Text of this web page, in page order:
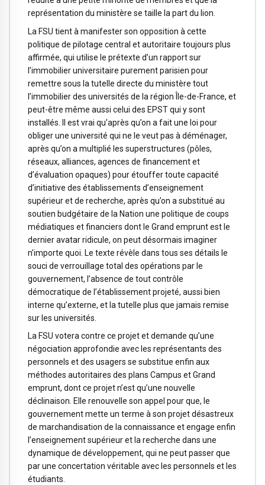
représentation du ministère se taille la part du lion.
La FSU tient à manifester son opposition à cette
politique de pilotage central et autoritaire toujours plus
affirmée, qui utilise le prétexte d’un rapport sur
l’immobilier universitaire purement parisien pour
remettre sous la tutelle directe du ministère tout
l’immobilier des universités de la région Île-de-France, et
peut-être même aussi celui des EPST qui y sont
installés. Il est vrai qu’après qu’on a fait une loi pour
obliger une université qui ne le veut pas à déménager,
après qu’on a multiplié les superstructures (pôles,
réseaux, alliances, agences de financement et
d’évaluation opaques) pour étouffer toute capacité
d’initiative des établissements d’enseignement
supérieur et de recherche, après qu’on a substitué au
soutien budgétaire de la Nation une politique de coups
médiatiques et financiers dont le Grand emprunt est le
dernier avatar ridicule, on peut désormais imaginer
n’importe quoi. Le texte révèle dans tous ses détails le
souci de verrouillage total des opérations par le
gouvernement, l’absence de tout contrôle
démocratique de l’établissement projeté, aussi bien
interne qu’externe, et la tutelle plus que jamais remise
sur les universités.
La FSU votera contre ce projet et demande qu’une
négociation approfondie avec les représentants des
personnels et des usagers se substitue enfin aux
méthodes autoritaires des plans Campus et Grand
emprunt, dont ce projet n’est qu’une nouvelle
déclinaison. Elle renouvelle son appel pour que, le
gouvernement mette un terme à son projet désastreux
de marchandisation de la connaissance et engage enfin
l’enseignement supérieur et la recherche dans une
dynamique de développement, qui ne peut passer que
par une concertation véritable avec les personnels et les
étudiants.